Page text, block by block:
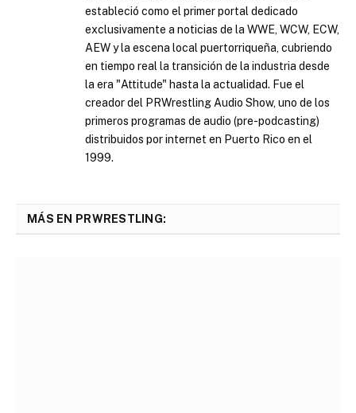
estableció como el primer portal dedicado
exclusivamente a noticias de la WWE, WCW, ECW,
AEW y la escena local puertorriqueña, cubriendo
en tiempo real la transición de la industria desde
la era "Attitude" hasta la actualidad. Fue el
creador del PRWrestling Audio Show, uno de los
primeros programas de audio (pre-podcasting)
distribuidos por internet en Puerto Rico en el
1999.
MÁS EN PRWRESTLING: